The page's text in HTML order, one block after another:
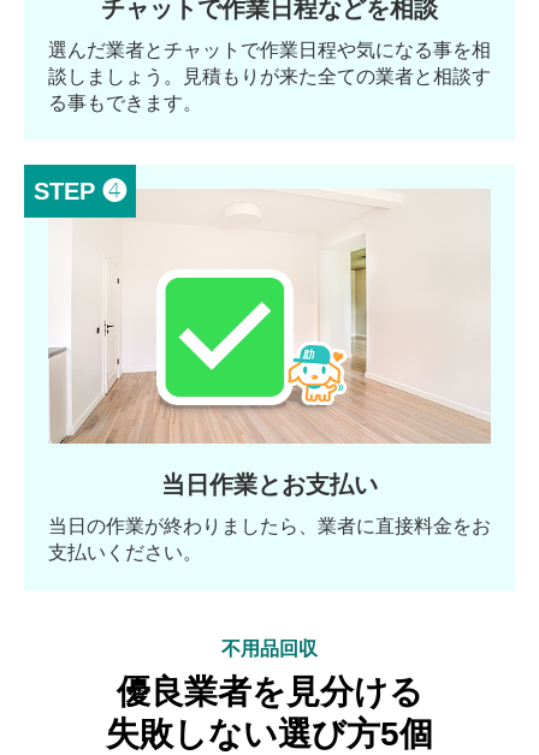
チャットで作業日程などを相談
選んだ業者とチャットで作業日程や気になる事を相
談しましょう。見積もりが来た全ての業者と相談す
る事もできます。
STEP ❹
当日作業とお支払い
当日の作業が終わりましたら、業者に直接料金をお
支払いください。
不用品回収
優良業者を見分ける
失敗しない選び方5個